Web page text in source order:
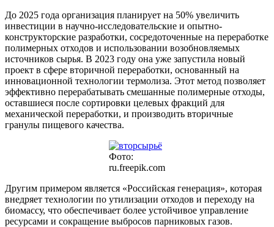
До 2025 года организация планирует на 50% увеличить
инвестиции в научно-исследовательские и опытно-
конструкторские разработки, сосредоточенные на переработке
полимерных отходов и использовании возобновляемых
источников сырья. В 2023 году она уже запустила новый
проект в сфере вторичной переработки, основанный на
инновационной технологии термолиза. Этот метод позволяет
эффективно перерабатывать смешанные полимерные отходы,
оставшиеся после сортировки целевых фракций для
механической переработки, и производить вторичные
гранулы пищевого качества.
Фото:
ru.freepik.com
Другим примером является «Российская генерация», которая
внедряет технологии по утилизации отходов и переходу на
биомассу, что обеспечивает более устойчивое управление
ресурсами и сокращение выбросов парниковых газов.